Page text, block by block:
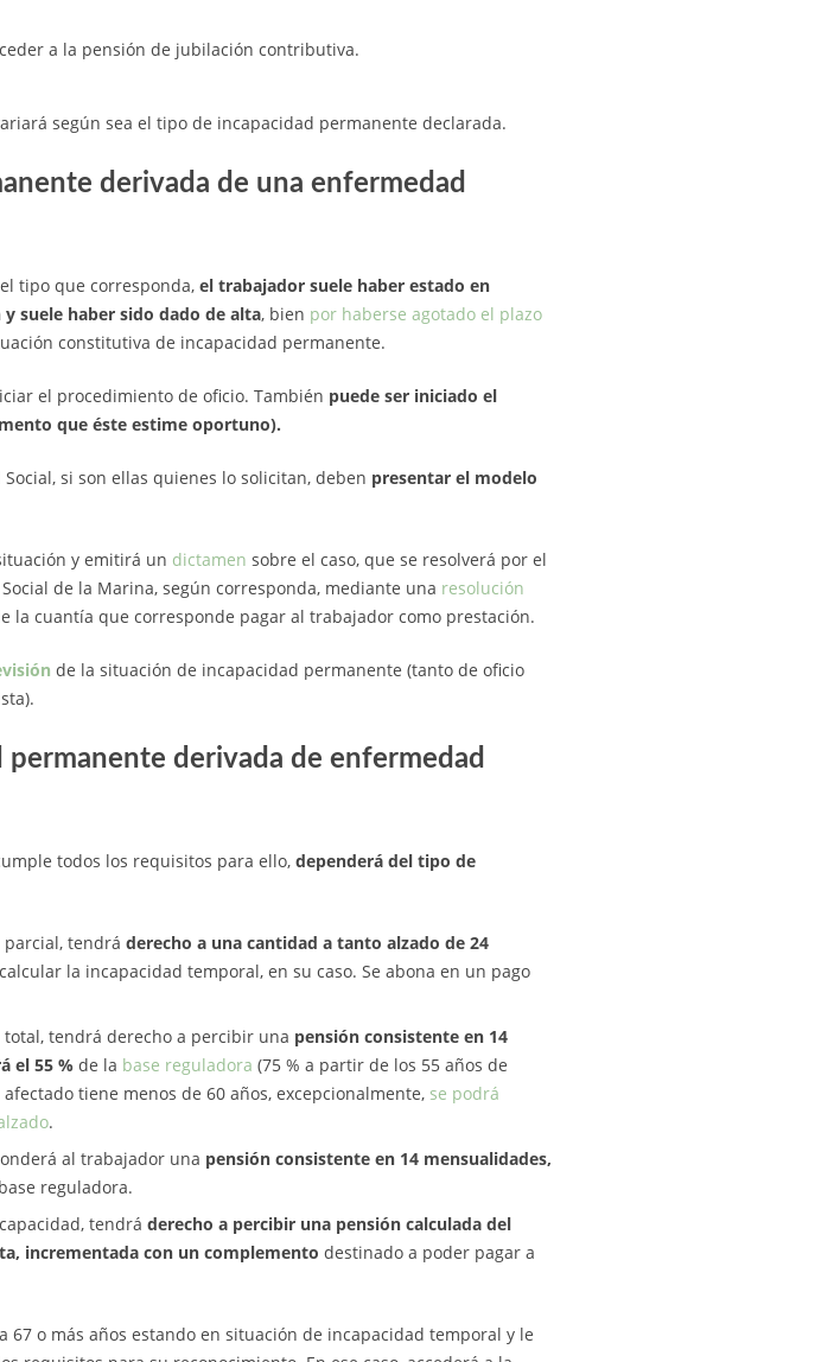
a la pensión de jubilación contributiva.
según sea el tipo de incapacidad permanente declarada.
derivada de una enfermedad
tipo que corresponda, el trabajador suele haber estado en
suele haber sido dado de alta, bien por haberse agotado el plazo
constitutiva de incapacidad permanente.
el procedimiento de oficio. También puede ser iniciado el
que éste estime oportuno).
si son ellas quienes lo solicitan, deben presentar el modelo
y emitirá un dictamen sobre el caso, que se resolverá por el
de la Marina, según corresponda, mediante una resolución
la cuantía que corresponde pagar al trabajador como prestación.
de la situación de incapacidad permanente (tanto de oficio
derivada de enfermedad
todos los requisitos para ello, dependerá del tipo de
tendrá derecho a una cantidad a tanto alzado de 24
la incapacidad temporal, en su caso. Se abona en un pago
tendrá derecho a percibir una pensión consistente en 14
el 55 % de la base reguladora (75 % a partir de los 55 años de
tiene menos de 60 años, excepcionalmente, se podrá
.
al trabajador una pensión consistente en 14 mensualidades,
reguladora.
tendrá derecho a percibir una pensión calculada del
incrementada con un complemento destinado a poder pagar a
67 o más años estando en situación de incapacidad temporal y le